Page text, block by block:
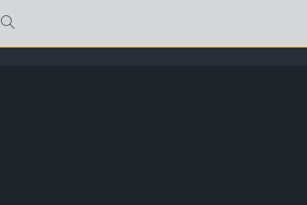
WEBSITE-